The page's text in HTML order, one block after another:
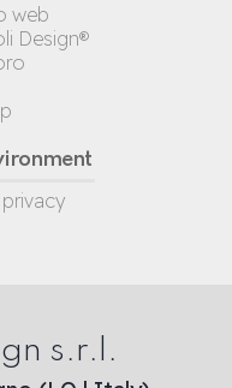
web
Design®
s.r.l.